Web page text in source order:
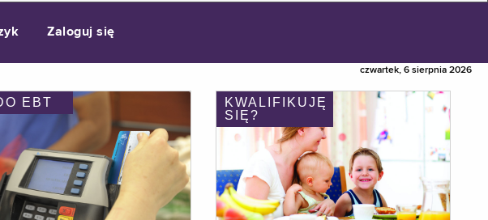
Zaloguj się
czwartek, 6 sierpnia 2026
EBT
KWALIFIKUJĘ
SIĘ?